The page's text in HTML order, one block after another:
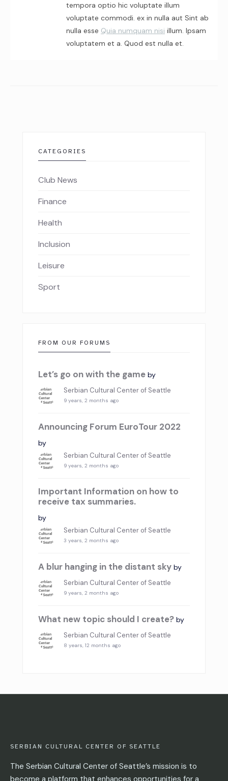
tempora optio hic voluptate illum
voluptate commodi. ex in nulla aut Sint ab
nulla esse Quia numquam nisi illum. Ipsam
voluptatem et a. Quod est nulla et.
CATEGORIES
Club News
Finance
Health
Inclusion
Leisure
Sport
FROM OUR FORUMS
Let’s go on with the game by
Serbian Cultural Center of Seattle
9 years, 2 months ago
Announcing Forum EuroTour 2022
by
Serbian Cultural Center of Seattle
9 years, 2 months ago
Important Information on how to
receive tax summaries.
by
Serbian Cultural Center of Seattle
3 years, 2 months ago
A blur hanging in the distant sky by
Serbian Cultural Center of Seattle
9 years, 2 months ago
What new topic should I create? by
Serbian Cultural Center of Seattle
8 years, 12 months ago
SERBIAN CULTURAL CENTER OF SEATTLE
The Serbian Cultural Center of Seattle’s mission is to
become a platform that enhances opportunities for a